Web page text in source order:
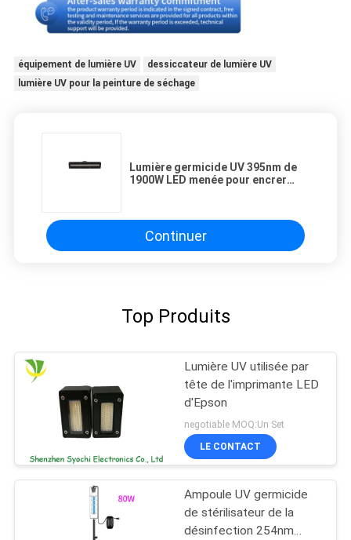
équipement de lumière UV
dessiccateur de lumière UV
lumière UV pour la peinture de séchage
Lumière germicide UV 395nm de
1900W LED menée pour encrer
Continuer
Top Produits
Lumière UV utilisée par
tête de l'imprimante LED
d'Epson
negotiable MOQ:Un Set
LE CONTACT
Ampoule UV germicide
de stérilisateur de la
désinfection 254nm